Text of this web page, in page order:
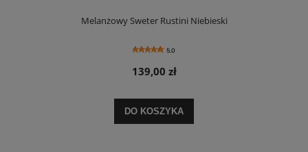
Melanżowy Sweter Rustini Niebieski
5.0
139,00 zł
DO KOSZYKA